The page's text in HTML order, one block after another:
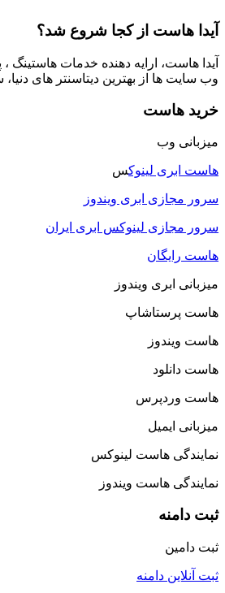
آیدا هاست از کجا شروع شد؟
آیدا هاست، ارایه دهنده خدمات
وب سایت ها از بهترین دیتاسنتر های
خرید هاست
میزبانی وب
هاست ابری لینوکس
سرور مجازی ابری ویندوز
سرور مجازی لینوکس ابری ایران
هاست رایگان
میزبانی ابری ویندوز
هاست پرستاشاپ
هاست ویندوز
هاست دانلود
هاست وردپرس
میزبانی ایمیل
نمایندگی هاست لینوکس
نمایندگی هاست ویندوز
ثبت دامنه
ثبت دامین
ثبت آنلاین دامنه